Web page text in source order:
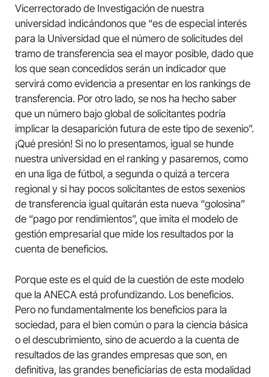
Vicerrectorado de Investigación de nuestra
universidad indicándonos que “es de especial interés
para la Universidad que el número de solicitudes del
tramo de transferencia sea el mayor posible, dado que
los que sean concedidos serán un indicador que
servirá como evidencia a presentar en los rankings de
transferencia. Por otro lado, se nos ha hecho saber
que un número bajo global de solicitantes podría
implicar la desaparición futura de este tipo de sexenio”.
¡Qué presión! Si no lo presentamos, igual se hunde
nuestra universidad en el ranking y pasaremos, como
en una liga de fútbol, a segunda o quizá a tercera
regional y si hay pocos solicitantes de estos sexenios
de transferencia igual quitarán esta nueva “golosina”
de “pago por rendimientos”, que imita el modelo de
gestión empresarial que mide los resultados por la
cuenta de beneficios.
Porque este es el quid de la cuestión de este modelo
que la ANECA está profundizando. Los beneficios.
Pero no fundamentalmente los beneficios para la
sociedad, para el bien común o para la ciencia básica
o el descubrimiento, sino de acuerdo a la cuenta de
resultados de las grandes empresas que son, en
definitiva, las grandes beneficiarias de esta modalidad